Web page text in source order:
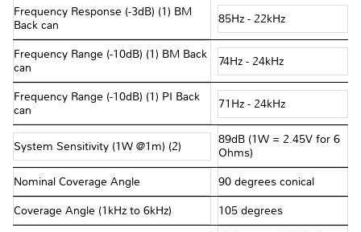
Frequency Response (-3dB) (1) BM
Back can
85Hz - 22kHz
Frequency Range (-10dB) (1) BM Back
can
74Hz - 24kHz
Frequency Range (-10dB) (1) PI Back
can
71Hz - 24kHz
System Sensitivity (1W @1m) (2)
89dB (1W = 2.45V for 6
Ohms)
Nominal Coverage Angle 90 degrees conical
Coverage Angle (1kHz to 6kHz) 105 degrees